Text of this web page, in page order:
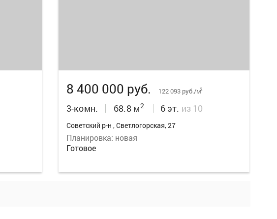
8 400 000 руб. 122 093 руб./м2
3-комн. 68.8 м2 6 эт. из 10
Советский р-н , Светлогорская, 27
Планировка: новая
Готовое